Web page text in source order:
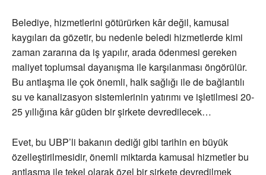
Belediye, hizmetlerini götürürken kâr değil, kamusal
kaygıları da gözetir, bu nedenle beledi hizmetlerde kimi
zaman zararına da iş yapılır, arada ödenmesi gereken
maliyet toplumsal dayanışma ile karşılanması öngörülür.
Bu antlaşma ile çok önemli, halk sağlığı ile de bağlantılı
su ve kanalizasyon sistemlerinin yatırımı ve işletilmesi 20-
25 yıllığına kâr güden bir şirkete devredilecek…
Evet, bu UBP’li bakanın dediği gibi tarihin en büyük
özelleştirilmesidir, önemli miktarda kamusal hizmetler bu
antlaşma ile tekel olarak özel bir şirkete devredilmek